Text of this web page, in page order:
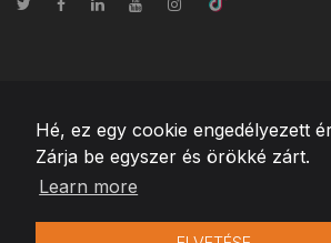
Hé, ez egy cookie engedélyezett
Zárja be egyszer és örökké zárt.
Learn more
© Szerzői jog2026 Team Extension Hungary-
Changelog ● Ezen webhely használatával elfogadja